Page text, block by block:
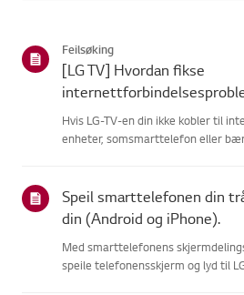
Feilsøking
[LG TV] Hvordan fikse
Hvis LG-TV-en din ikke kobler til
enheter, somsmarttelefon eller
Speil smarttelefonen din
din (Android og iPhone).
Med smarttelefonens
speile telefonensskjerm og lyd til